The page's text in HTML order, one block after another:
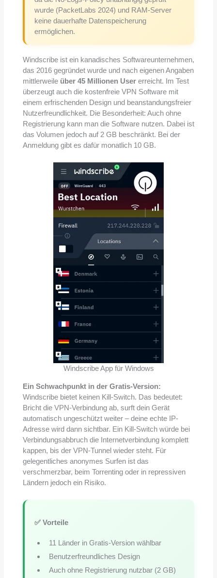
wurde (PacketLabs 2024) und RAM-Server
keine dauerhafte Datenspeicherung
ermöglichen.
Windscribe ist ein kanadisches Softwareunternehmen,
das 2016 gegründet wurde und nach eigenen Angaben
mittlerweile über 45 Millionen Usererreicht. Im Test
überzeugt auch die kostenfreie VPN Software mit
einem erfrischenden Design und beanstandungsfreier
Nutzerfreundlichkeit. Die Besonderheit: Auch ohne
Registrierung kann man die Software nutzen. Dabei ist
das Volumen jedoch auf 2 GB beschränkt. Bei der
Anmeldung gibt es dafür monatlich 10 GB.
Windscribe App für Windows
Ein Schwachpunkt in der Gratis-Version:
Windscribe bietet keinen Kill-Switch. Das bedeutet:
Bricht die VPN-Verbindung ab, surft dein Gerät
automatisch ungeschützt weiter – deine echte IP-
Adresse wird dann sichtbar. Ein Kill-Switch würde bei
Verbindungsabbruch die Internetverbindung komplett
kappen, bis der VPN-Tunnel wieder steht. Für
gelegentliches anonymes Surfen ist das
verschmerzbar, beim Torrenting oder in repressiven
Ländern jedoch ein Risiko.
✅ Vorteile
11 Länder in Gratis-Version wählbar
Benutzerfreundliches Design
Auch ohne Registrierung nutzbar (2 GB)